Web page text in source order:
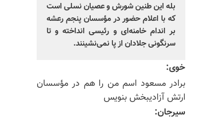
بله این طنین شورش و عصیان نسلی است
که با اعلام حضور در مؤسسان پنجم رعشه
بر اندام خامنه‌ای و رئیسی انداخته و تا
سرنگونی جلادان از پا نمی‌نشینند.
خوی:
برادر مسعود اسم من را هم در مؤسسان
ارتش آزادیبخش بنویس
سیرجان: